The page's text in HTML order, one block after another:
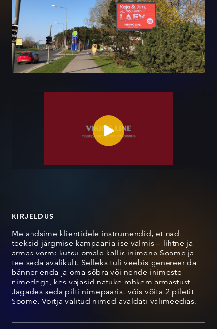
KIRJELDUS
Me andsime klientidele instrumendid, et nad
teeksid järgmise kampaania ise valmis – lihtne ja
armas vorm: kutsu omale kallis inimene Soome ja
tee seda avalikult. Selleks tuli veebis genereerida
bänner enda ja oma sõbra või nende inimeste
nimedega, kes vajasid natuke rohkem armastust.
Jagades seda pilti nimepaarist võis võita 2 piletit
Soome. Võitja valitud nimed avaldati välimeedias.